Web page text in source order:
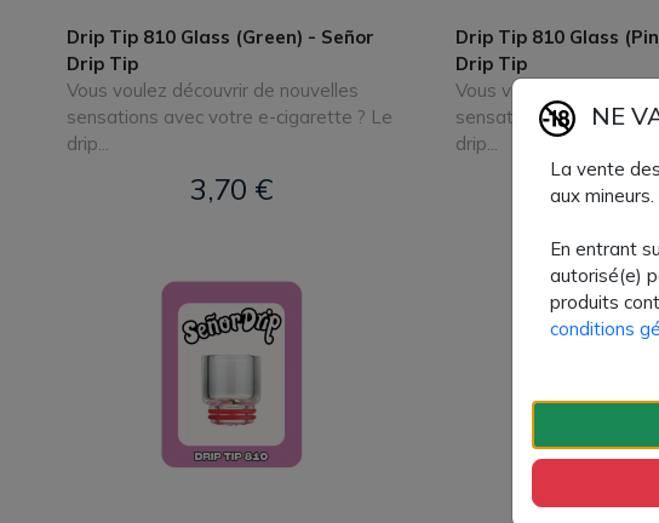
Drip Tip 810 Glass (Green) - Señor
Drip Tip
Vous voulez découvrir de nouvelles
sensations avec votre e-cigarette ? Le
drip...
3,70 €
Drip Tip 810 Glass
Drip Tip
Vous voulez découvrir
sensations avec votre
drip...
3,70
NE
La vente
aux
En entrant
autorisé(e)
produits
conditions